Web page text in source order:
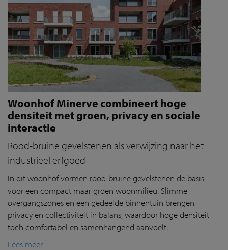
Woonhof Minerve combineert hoge
densiteit met groen, privacy en sociale
interactie
Rood-bruine gevelstenen als verwijzing naar het
industrieel erfgoed
In ditwoonhofvormen rood-bruinegevelstenen de basis
voor een compact maar groen woonmilieu. Slimme
overgangszones en een gedeelde binnentuin brengen
privacy en collectiviteit in balans, waardoor hoge densiteit
toch comfortabel en samenhangend aanvoelt.
Lees meer